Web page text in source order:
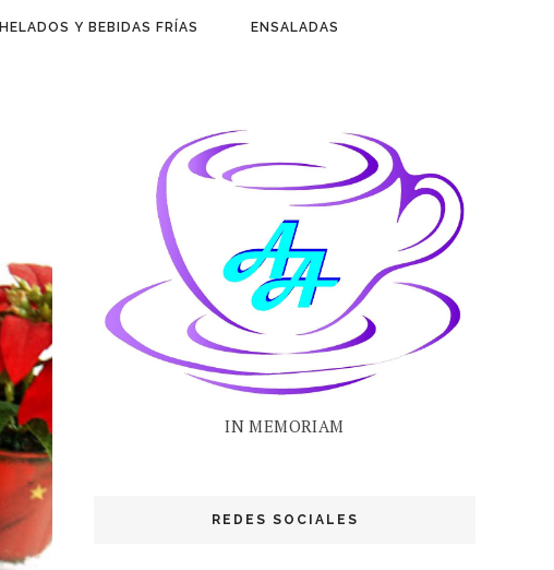
HELADOS Y BEBIDAS FRÍAS ENSALADAS
IN MEMORIAM
REDES SOCIALES